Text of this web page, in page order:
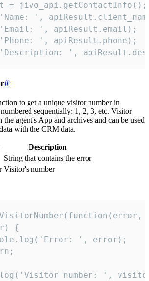
= jivo_api.getContactInfo();
',
', apiResult.email);
', apiResult.phone);
',
#
to get a unique visitor number in
sequentially: 1, 2, 3, etc. Visitor
agent's App and archives and can be used
with the CRM data.
Description
String that contains the error
Visitor's number
{
', error);
number: ',